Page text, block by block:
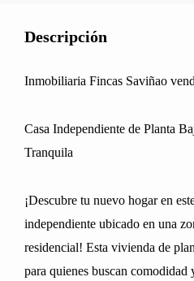
Descripción
Inmobiliaria Fincas Saviñao
Casa Independiente de Planta
Tranquila
¡Descubre tu nuevo hogar en
independiente ubicado en una
residencial! Esta vivienda de
para quienes buscan comodidad